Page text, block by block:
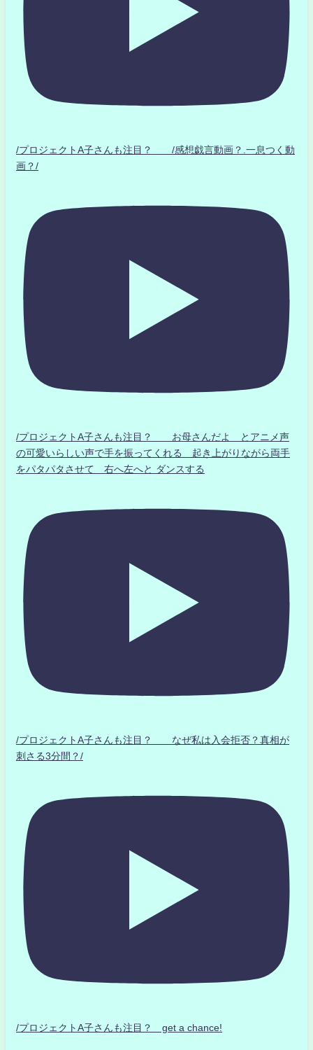
/プロジェクトA子さんも注目？ /感想戯言動画？.一息つく動
画？/
/プロジェクトA子さんも注目？ お母さんだよ とアニメ声
の可愛いらしい声で手を振ってくれる 起き上がりながら両手
をパタパタさせて 右へ左へと ダンスする
/プロジェクトA子さんも注目？ なぜ私は入会拒否？真相が
刺さる3分間？/
/プロジェクトA子さんも注目？ get a chance!